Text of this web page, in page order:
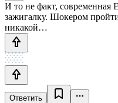
И то не факт, современная
зажигалку. Шокером
никакой…
Ответить